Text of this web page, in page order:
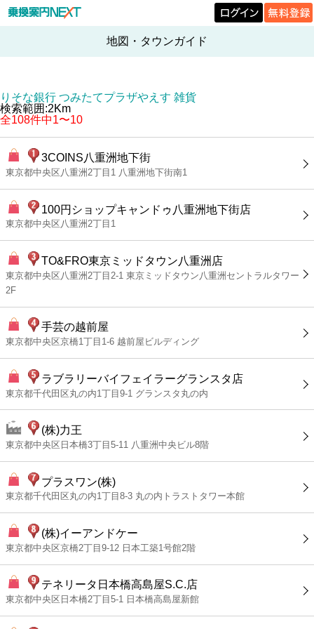
地図・タウンガイド
りそな銀行 つみたてプラザやえす 雑貨
検索範囲:2Km
全108件中1〜10
3COINS八重洲地下街
東京都中央区八重洲2丁目1 八重洲地下街南1
100円ショップキャンドゥ八重洲地下街店
東京都中央区八重洲2丁目1
TO&FRO東京ミッドタウン八重洲店
東京都中央区八重洲2丁目2-1 東京ミッドタウン八重洲セントラルタワー
2F
手芸の越前屋
東京都中央区京橋1丁目1-6 越前屋ビルディング
ラブラリーバイフェイラーグランスタ店
東京都千代田区丸の内1丁目9-1 グランスタ丸の内
(株)力王
東京都中央区日本橋3丁目5-11 八重洲中央ビル8階
プラスワン(株)
東京都千代田区丸の内1丁目8-3 丸の内トラストタワー本館
(株)イーアンドケー
東京都中央区京橋2丁目9-12 日本工築1号館2階
テネリータ日本橋高島屋S.C.店
東京都中央区日本橋2丁目5-1 日本橋高島屋新館